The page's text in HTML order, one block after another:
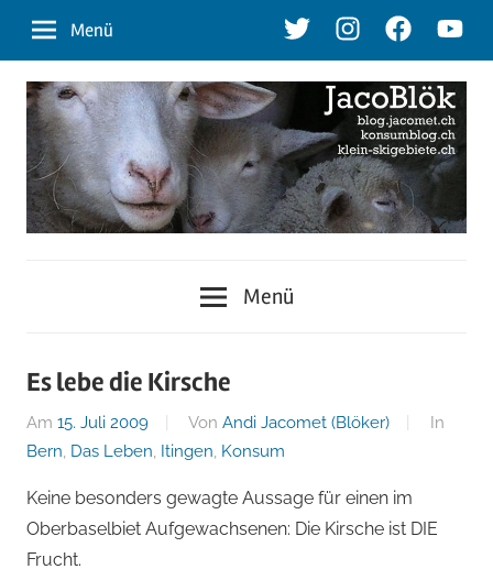
Inhalt
TwitterInstagramFacebook
Menü
der
Blog
von
Andi
klein-
Menü
Es lebe die Kirsche
Am 15. Juli 2009 Von Andi Jacomet (Blöker)
In
Bern, Das Leben, Itingen, Konsum
Keine besonders gewagte Aussage für einen im
Oberbaselbiet Aufgewachsenen: Die Kirsche ist DIE
Frucht.